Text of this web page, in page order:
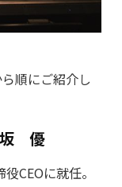
順にご紹介し
坂 優
CEOに就任。